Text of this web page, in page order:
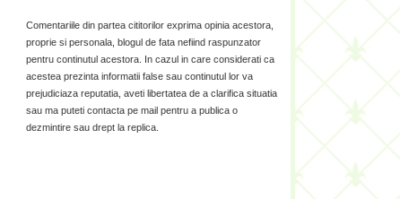
Comentariile din partea cititorilor exprima opinia acestora,
proprie si personala, blogul de fata nefiind raspunzator
pentru continutul acestora. In cazul in care considerati ca
acestea prezinta informatii false sau continutul lor va
prejudiciaza reputatia, aveti libertatea de a clarifica situatia
sau ma puteti contacta pe mail pentru a publica o
dezmintire sau drept la replica.